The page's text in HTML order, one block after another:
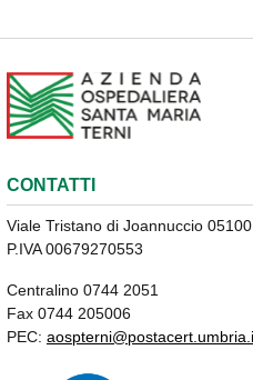
CONTATTI
Viale Tristano di Joannuccio
P.IVA 00679270553
Centralino 0744 2051
Fax 0744 205006
PEC: